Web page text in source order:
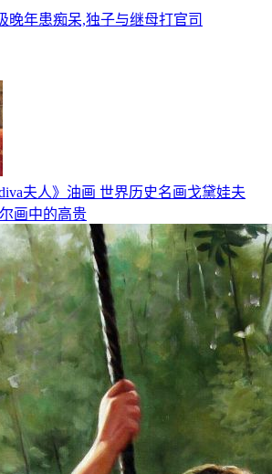
晚年患痴呆,独子与继母打官司
夫人》油画 世界历史名画戈黛娃夫
画中的高贵